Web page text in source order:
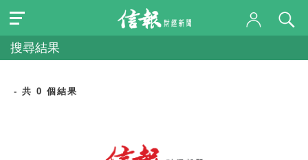
搜尋結果
- 共 0 個結果